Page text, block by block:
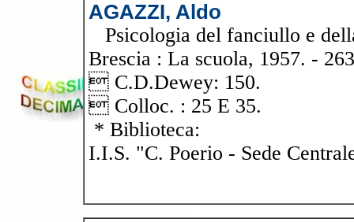
AGAZZI, Aldo
Psicologia del fanciullo e
Brescia : La scuola, 1957. -
 C.D.Dewey: 150.
 Colloc. : 25 E 35.
* Biblioteca:
I.I.S. "C. Poerio - Sede